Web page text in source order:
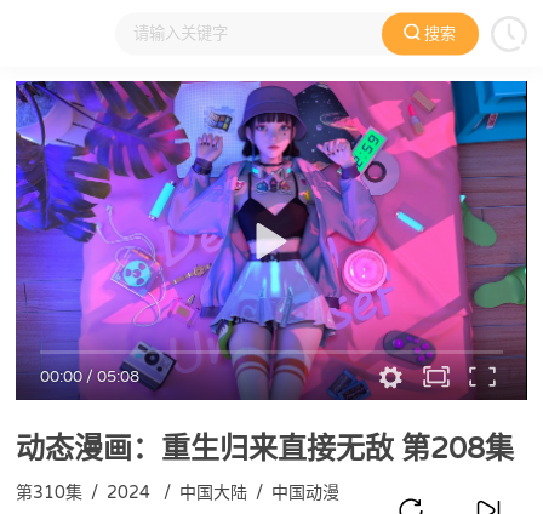
搜索
大家在看 日本动漫 国产动漫 欧美动漫 动漫电影
00:00/05:08
动态漫画：重生归来直接无敌 第208集
第310集 / 2024 / 中国大陆 / 中国动漫